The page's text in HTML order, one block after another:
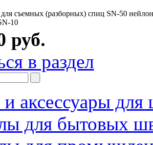
съемных (разборных) спиц SN-50
10
руб.
в раздел
аксессуары
для бытовых